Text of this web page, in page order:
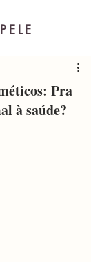
Pra
à saúde?